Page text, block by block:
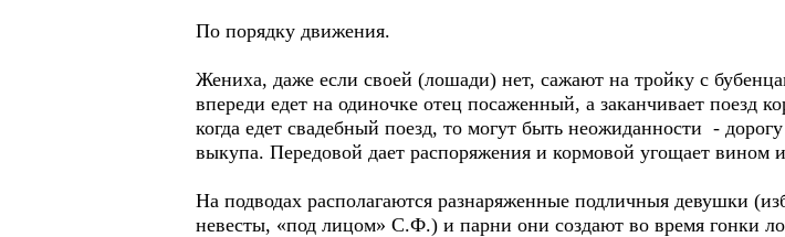
По порядку движения.
Жениха, даже если своей (лошади) нет, сажают на тройку с
впереди едет на одиночке отец посаженный, а заканчивает
когда едет свадебный поезд, то могут быть неожиданности -
выкупа. Передовой дает распоряжения и кормовой угощает вином
На подводах располагаются разнаряженные подличныя девушки
невесты, «под лицом» С.Ф.) и парни они создают во время гонки